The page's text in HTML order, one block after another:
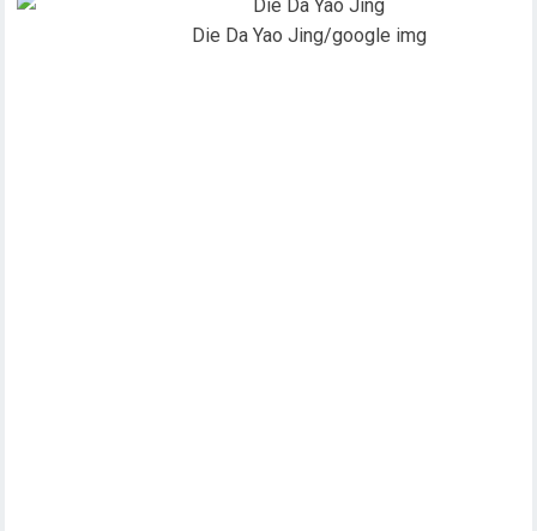
Die Da Yao Jing/google img